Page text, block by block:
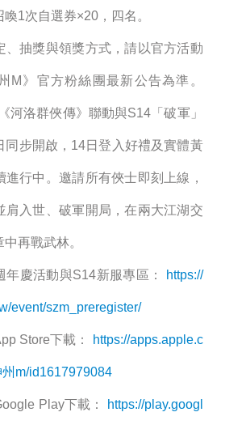
1次自選券×20，四名。
、抽獎與領獎方式，請以官方活動
M》官方粉絲團最新公告為準。
河洛群俠傳》聯動與S14「破軍」
同步開啟，14日登入好禮及實體黃
進行中。邀請所有俠士即刻上線，
肩入世、破軍開局，在兩大江湖交
再戰武林。
年慶活動與S14新服專區： https://
event/szm_preregister/
Store下載： https://apps.apple.c
m/id1617979084
Play下載： https://play.googl